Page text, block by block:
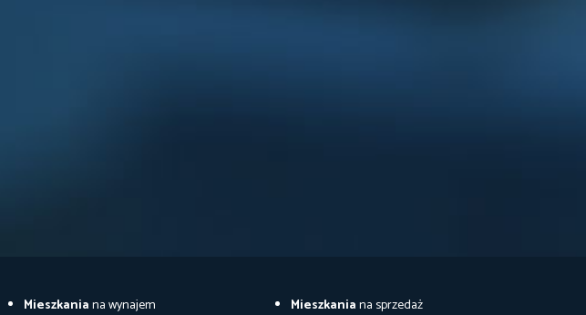
Mieszkaniana wynajem
Mieszkaniana sprzedaż